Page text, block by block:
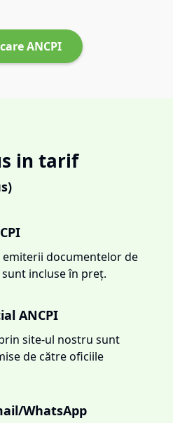
ANCPI
in tarif
emiterii documentelor de
incluse în preț.
ANCPI
site-ul nostru sunt
de către oficiile
WhatsApp